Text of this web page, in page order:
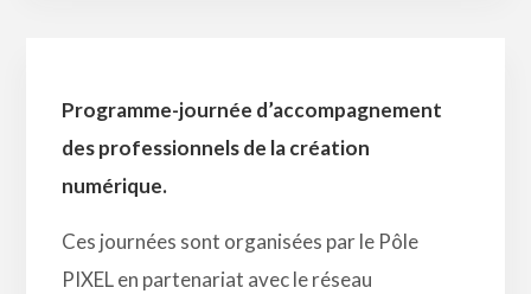
Programme-journée d’accompagnement
des professionnels de la création
numérique.
Ces journées sont organisées par le Pôle
PIXEL en partenariat avec le réseau